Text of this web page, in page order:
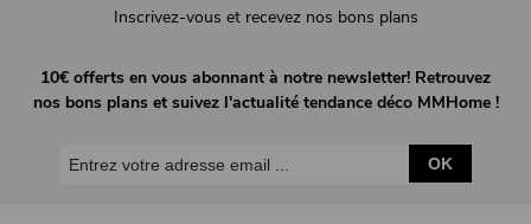
Inscrivez-vous et recevez nos bons plans
10€ offerts en vous abonnant à notre newsletter! Retrouvez
nos bons plans et suivez l'actualité tendance déco MMHome !
OK